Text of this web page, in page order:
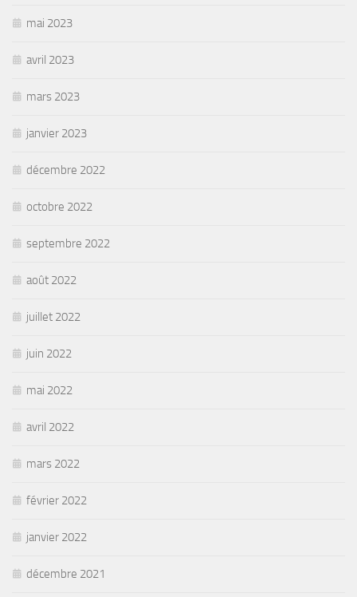
mai 2023
avril 2023
mars 2023
janvier 2023
décembre 2022
octobre 2022
septembre 2022
août 2022
juillet 2022
juin 2022
mai 2022
avril 2022
mars 2022
février 2022
janvier 2022
décembre 2021